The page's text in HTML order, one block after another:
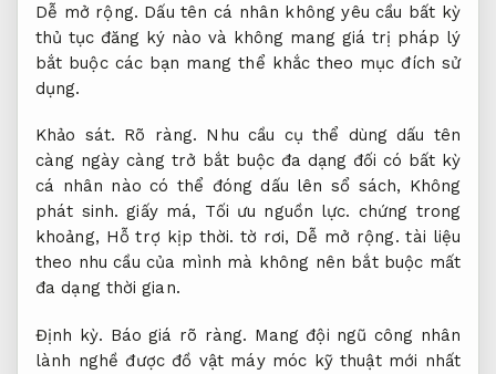
Dễ mở rộng. Dấu tên cá nhân không yêu cầu bất kỳ
thủ tục đăng ký nào và không mang giá trị pháp lý
bắt buộc các bạn mang thể khắc theo mục đích sử
dụng.
Khảo sát. Rõ ràng. Nhu cầu cụ thể dùng dấu tên
càng ngày càng trở bắt buộc đa dạng đối có bất kỳ
cá nhân nào có thể đóng dấu lên sổ sách, Không
phát sinh. giấy má, Tối ưu nguồn lực. chứng trong
khoảng, Hỗ trợ kịp thời. tờ rơi, Dễ mở rộng. tài liệu
theo nhu cầu của mình mà không nên bắt buộc mất
đa dạng thời gian.
Định kỳ. Báo giá rõ ràng. Mang đội ngũ công nhân
lành nghề được đồ vật máy móc kỹ thuật mới nhất